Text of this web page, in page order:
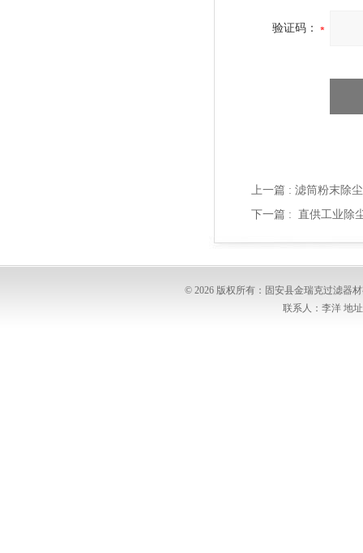
验证码：
上一篇 : 滤筒粉末除
下一篇 : 直供工业除
© 2026 版权所有：固安县金瑞克过滤器
联系人：李洋 地